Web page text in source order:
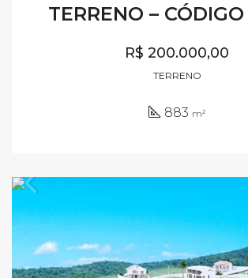
TERRENO –
R$ 200.000,00
TERRENO
883 m²